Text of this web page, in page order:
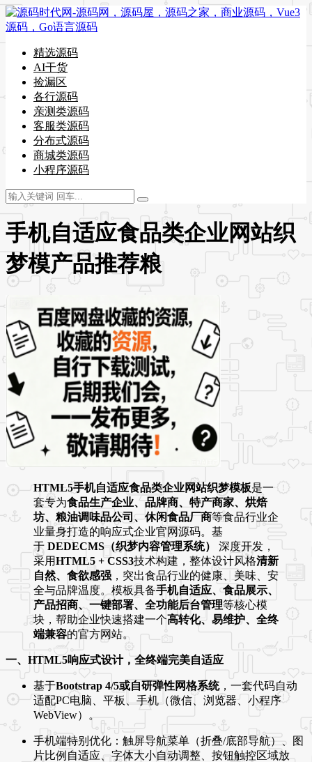
精选源码
AI干货
捡漏区
各行源码
亲测类源码
客服类源码
分布式源码
商城类源码
小程序源码
手机自适应食品类企业网站织
梦模产品推荐粮
HTML5手机自适应食品类企业网站织梦模板是一
套专为食品生产企业、品牌商、特产商家、烘焙
坊、粮油调味品公司、休闲食品厂商等食品行业企
业量身打造的响应式企业官网源码。基
于 DEDECMS（织梦内容管理系统）
深度开发，
采用HTML5 + CSS3技术构建，整体设计风格清新
自然、食欲感强 ，突出食品行业的健康、美味、安
全与品牌温度。模板具备手机自适应、食品展示、
产品招商、一键部署、全功能后台管理等核心模
块，帮助企业快速搭建一个高转化、易维护、全终
端兼容的官方网站。
一、HTML5响应式设计，全终端完美自适应
基于Bootstrap 4/5或自研弹性网格系统，一套代码自动
适配PC电脑、平板、手机（微信、浏览器、小程序
WebView）。
手机端特别优化：触屏导航菜单（折叠/底部导航）、图
片比例自适应、字体大小自动调整、按钮触控区域放